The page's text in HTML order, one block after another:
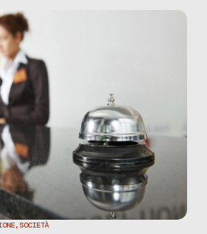
accedere all’indennizzo, che oggi
, SOCIETÀ